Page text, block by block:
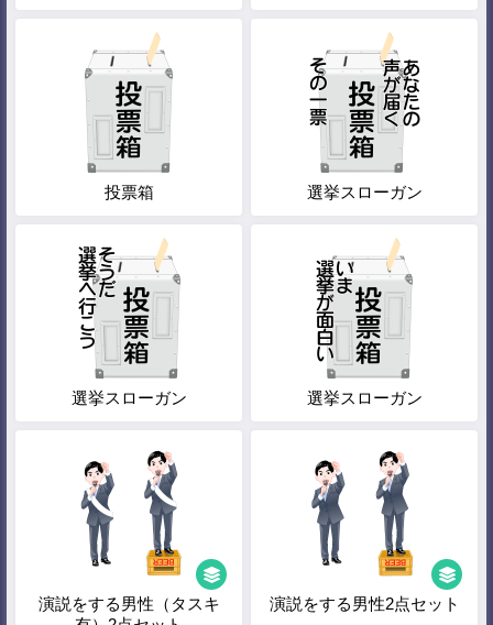
投票箱 選挙スローガン
選挙スローガン 選挙スローガン
演説をする男性（タスキ
演説をする男性2点セット